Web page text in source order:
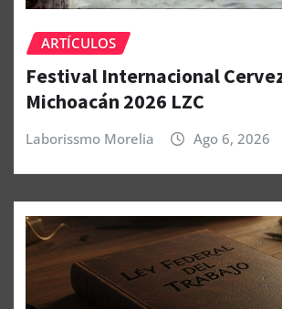
ARTÍCULOS
Festival Internacional
Michoacán 2026 LZC
Laborissmo Morelia Ago 6, 2026